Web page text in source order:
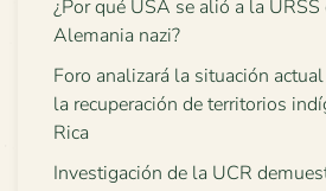
¿Por qué USA se alió a la URSS
Alemania nazi?
Foro analizará la situación
la recuperación de territorios
Rica
Investigación de la UCR